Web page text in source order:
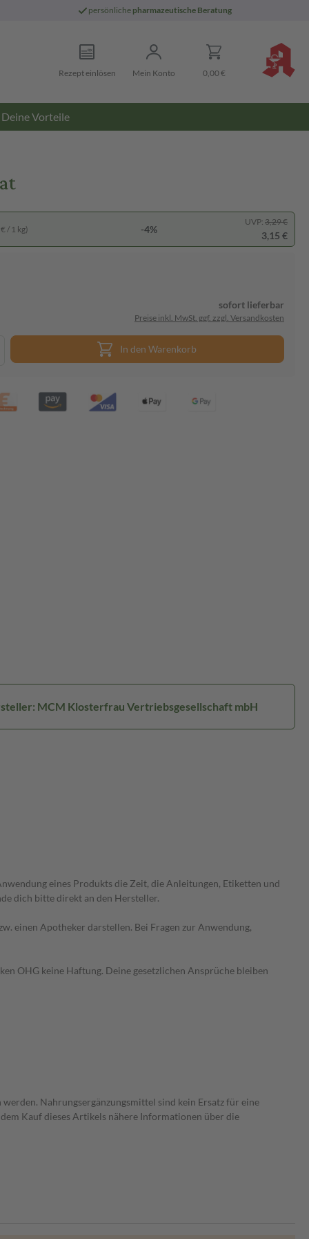
persönliche pharmazeutische Beratung
Rezept einlösen Mein Konto 0,00 €
Deine Vorteile
/ 1 kg) -4%
UVP: 3,29 €
3,15 €
sofort lieferbar
Preise inkl. MwSt. ggf. zzgl. Versandkosten
In den Warenkorb
MCM Klosterfrau Vertriebsgesellschaft mbH
eines Produkts die Zeit, die Anleitungen, Etiketten und
dich bitte direkt an den Hersteller.
einen Apotheker darstellen. Bei Fragen zur Anwendung,
OHG keine Haftung. Deine gesetzlichen Ansprüche bleiben
Nahrungsergänzungsmittel sind kein Ersatz für eine
Kauf dieses Artikels nähere Informationen über die